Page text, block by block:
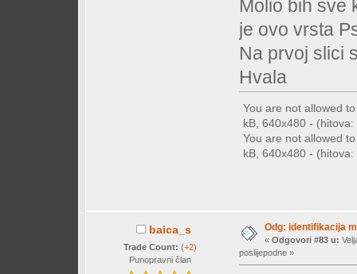
Molio bih sve
je ovo vrsta
Na prvoj slici
Hvala
You are not allowed
kB, 640x480 -
You are not allowed
kB, 640x480 -
baica_s
Trade Count: (+2)
Punopravni član
Odg: identifikacija
« Odgovori #83 u:
poslijepodne »